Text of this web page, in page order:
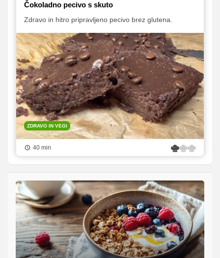
Čokoladno pecivo s skuto
Zdravo in hitro pripravljeno pecivo brez glutena.
ZDRAVO IN VEGI
40 min